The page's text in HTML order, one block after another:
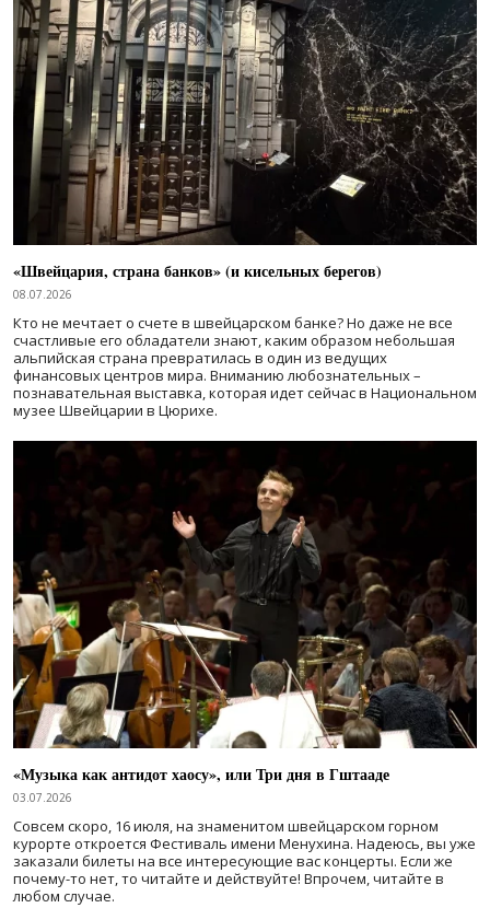
«Швейцария, страна банков» (и кисельных берегов)
08.07.2026
Кто не мечтает о счете в швейцарском банке? Но даже не все
счастливые его обладатели знают, каким образом небольшая
альпийская страна превратилась в один из ведущих
финансовых центров мира. Вниманию любознательных –
познавательная выставка, которая идет сейчас в Национальном
музее Швейцарии в Цюрихе.
«Музыка как антидот хаосу», или Три дня в Гштааде
03.07.2026
Совсем скоро, 16 июля, на знаменитом швейцарском горном
курорте откроется Фестиваль имени Менухина. Надеюсь, вы уже
заказали билеты на все интересующие вас концерты. Если же
почему-то нет, то читайте и действуйте! Впрочем, читайте в
любом случае.